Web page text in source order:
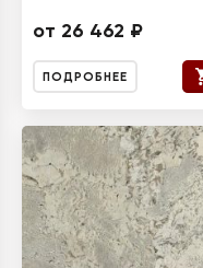
от 26 462 ₽
ПОДРОБНЕЕ